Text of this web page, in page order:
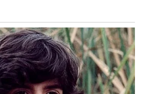
trenuci.
nezapaženo.
ste odavno zaslužili.